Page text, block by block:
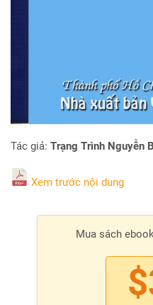
Tác giả: Trạng Trình Nguyễn
Xem trước nội dung
Mua sách